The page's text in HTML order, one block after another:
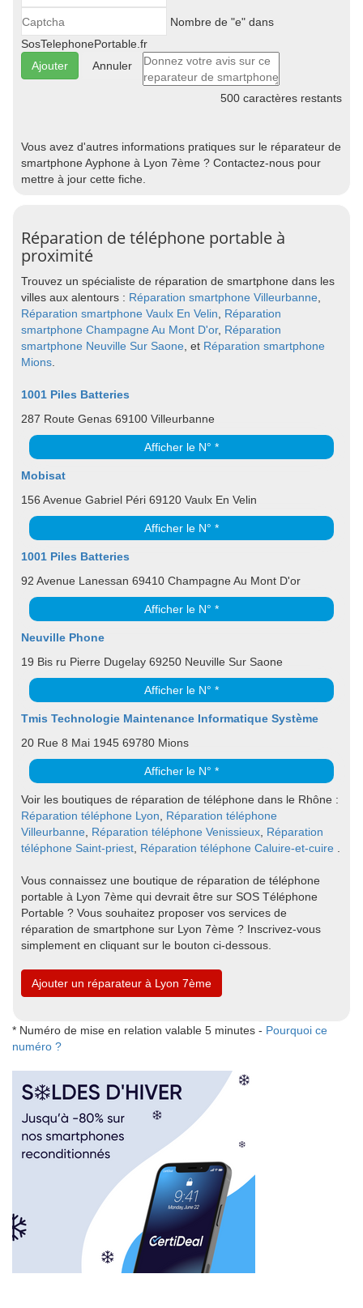
Nombre de "e" dans
SosTelephonePortable.fr
Annuler
500 caractères restants
Vous avez d'autres informations pratiques sur le réparateur de
smartphone Ayphone à Lyon 7ème ? Contactez-nous pour
mettre à jour cette fiche.
Réparation de téléphone portable à
proximité
Trouvez un spécialiste de réparation de smartphone dans les
villes aux alentours : Réparation smartphone Villeurbanne
Réparation smartphone Vaulx En Velin
Réparation
smartphone Champagne Au Mont D'or, Réparation
smartphone Neuville Sur Saone , et Réparation smartphone
Mions
1001 Piles Batteries
287 Route Genas 69100 Villeurbanne
Afficher le N° *
Mobisat
156 Avenue Gabriel Péri 69120 Vaulx En Velin
Afficher le N° *
1001 Piles Batteries
92 Avenue Lanessan 69410 Champagne Au Mont D'or
Afficher le N° *
Neuville Phone
19 Bis ru Pierre Dugelay 69250 Neuville Sur Saone
Afficher le N° *
Tmis Technologie Maintenance Informatique Système
20 Rue 8 Mai 1945 69780 Mions
Afficher le N° *
Voir les boutiques de réparation de téléphone dans le Rhône :
Réparation téléphone Lyon
Réparation téléphone
Villeurbanne
Réparation téléphone Venissieux Réparation
téléphone Saint-priest Réparation téléphone Caluire-et-cuire
Vous connaissez une boutique de réparation de téléphone
portable à Lyon 7ème qui devrait être sur SOS Téléphone
Portable ? Vous souhaitez proposer vos services de
réparation de smartphone sur Lyon 7ème ? Inscrivez-vous
simplement en cliquant sur le bouton ci-dessous.
Ajouter un réparateur à Lyon 7ème
* Numéro de mise en relation valable 5 minutes - Pourquoi ce
numéro ?